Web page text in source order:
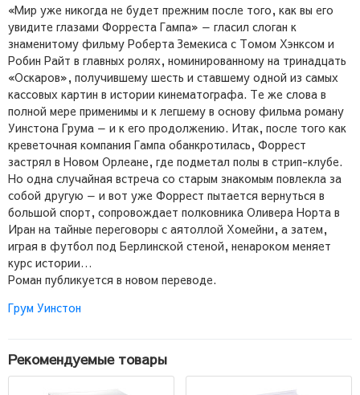
«Мир уже никогда не будет прежним после того, как вы его
увидите глазами Форреста Гампа» — гласил слоган к
знаменитому фильму Роберта Земекиса с Томом Хэнксом и
Робин Райт в главных ролях, номинированному на тринадцать
«Оскаров», получившему шесть и ставшему одной из самых
кассовых картин в истории кинематографа. Те же слова в
полной мере применимы и к легшему в основу фильма роману
Уинстона Грума — и к его продолжению. Итак, после того как
креветочная компания Гампа обанкротилась, Форрест
застрял в Новом Орлеане, где подметал полы в стрип-клубе.
Но одна случайная встреча со старым знакомым повлекла за
собой другую — и вот уже Форрест пытается вернуться в
большой спорт, сопровождает полковника Оливера Норта в
Иран на тайные переговоры с аятоллой Хомейни, а затем,
играя в футбол под Берлинской стеной, ненароком меняет
курс истории…
Роман публикуется в новом переводе.
Грум Уинстон
Рекомендуемые товары